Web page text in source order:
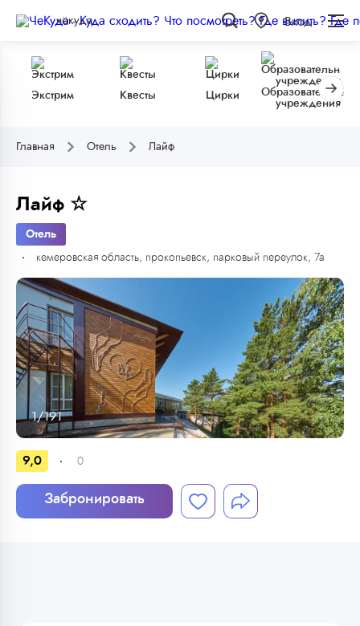
чёкуда Вход
Экстрим Квесты Цирки
Образовательные
учреждения
Главная Отель Лайф
Лайф ☆
Отель
кемеровская область, прокопьевск, парковый переулок, 7а
1/191
9,0 0
Забронировать